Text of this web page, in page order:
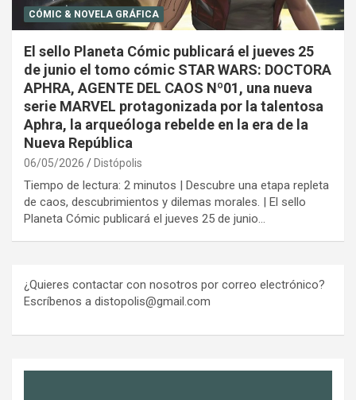
CÓMIC & NOVELA GRÁFICA
El sello Planeta Cómic publicará el jueves 25
de junio el tomo cómic STAR WARS: DOCTORA
APHRA, AGENTE DEL CAOS Nº01, una nueva
serie MARVEL protagonizada por la talentosa
Aphra, la arqueóloga rebelde en la era de la
Nueva República
06/05/2026 Distópolis
Tiempo de lectura: 2 minutos | Descubre una etapa repleta
de caos, descubrimientos y dilemas morales. | El sello
Planeta Cómic publicará el jueves 25 de junio…
¿Quieres contactar con nosotros por correo electrónico?
Escríbenos a distopolis@gmail.com